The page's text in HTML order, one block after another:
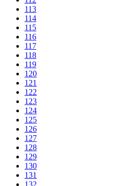
113
114
115
116
117
118
119
120
121
122
123
124
125
126
127
128
129
130
131